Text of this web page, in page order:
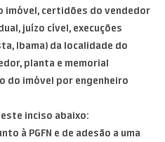
imóvel, certidões do vendedor
juízo cível, execuções
Ibama) da localidade do
planta e memorial
do imóvel por engenheiro
este inciso abaixo:
à PGFN e de adesão a uma